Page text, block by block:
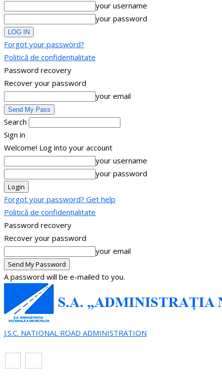
your username
your password
Forgot your password?
Politică de confidențialitate
Password recovery
Recover your password
your email
Search
Sign in
Welcome! Log into your account
your username
your password
Forgot your password? Get help
Politică de confidențialitate
Password recovery
Recover your password
your email
A password will be e-mailed to you.
J.S.C. NATIONAL ROAD ADMINISTRATION